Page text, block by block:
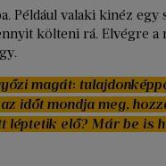
Például valaki kinéz egy
költeni rá. Elvégre a
magát:
időt mondja meg,
léptetik elő? Már be is